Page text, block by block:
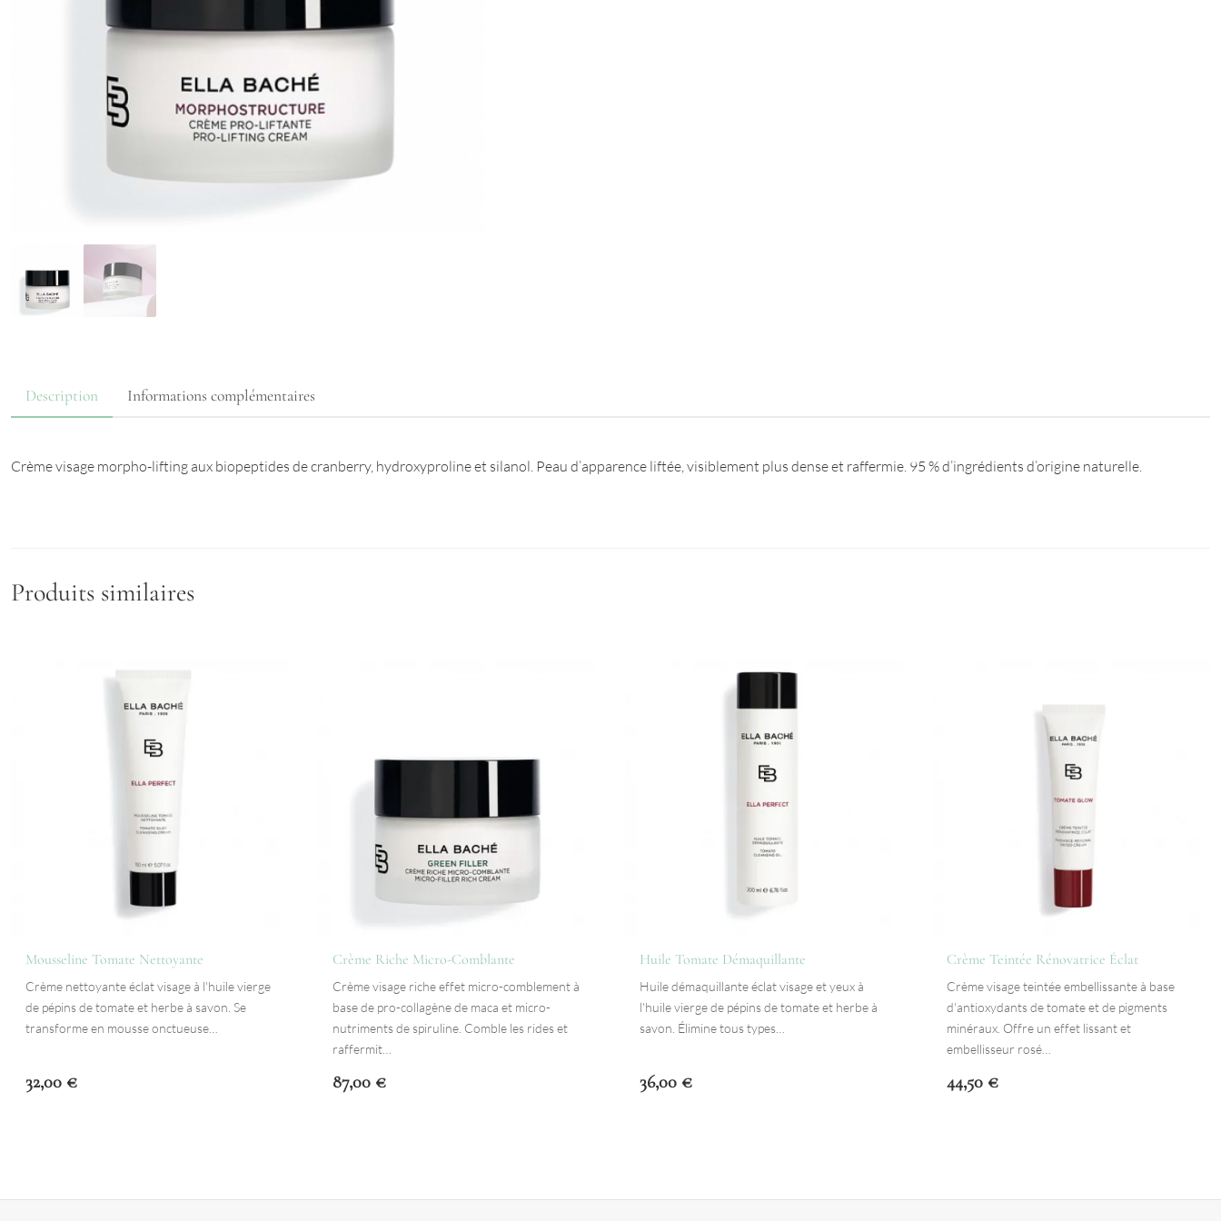
Description Informations complémentaires
Crème visage morpho-lifting aux biopeptides de cranberry, hydroxyproline et silanol. Peau d’apparence liftée, visiblement plus dense et raffermie. 95 % d’ingrédients d’origine naturelle.
Produits similaires
Mousseline Tomate Nettoyante
Crème nettoyante éclat visage à l'huile vierge
de pépins de tomate et herbe à savon. Se
transforme en mousse onctueuse…
32,00 €
Crème Riche Micro-Comblante
Crème visage riche effet micro-comblement à
base de pro-collagène de maca et micro-
nutriments de spiruline. Comble les rides et
raffermit…
87,00 €
Huile Tomate Démaquillante
Huile démaquillante éclat visage et yeux à
l'huile vierge de pépins de tomate et herbe à
savon. Élimine tous types…
36,00 €
Crème Teintée Rénovatrice Éclat
Crème visage teintée embellissante à base
d'antioxydants de tomate et de pigments
minéraux. Offre un effet lissant et
embellisseur rosé…
44,50 €